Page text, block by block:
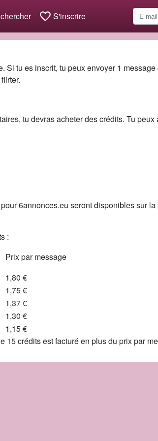
favorite_border S'inscrire
Si tu es inscrit, tu peux envoyer 1
tu devras acheter des crédits. Tu peux
6annonces.eu seront disponibles sur
:
Prix par message
1,80 €
1,75 €
1,37 €
1,30 €
1,15 €
15 crédits est facturé en plus du prix par